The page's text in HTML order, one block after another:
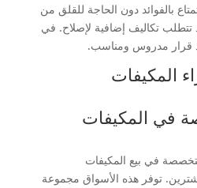
بالفوائد دون الحاجة للقلق من
تتطلب تكاليف إضافية لإصلاح. في
قرار مدروس ومناسب.
المكيفات
في المكيفات
في بيع المكيفات
توفر هذه الأسواق مجموعة